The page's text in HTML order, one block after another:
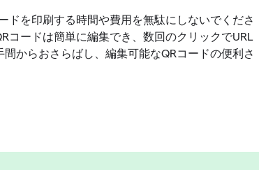
ドを印刷する時間や費用を無駄にしないでくださ
コードは簡単に編集でき、数回のクリックでURL
からおさらばし、編集可能なQRコードの便利さ